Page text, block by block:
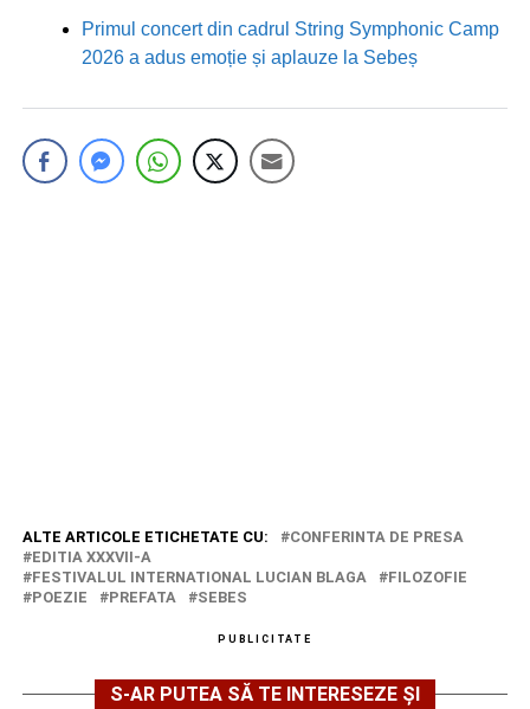
Primul concert din cadrul String Symphonic Camp
2026 a adus emoție și aplauze la Sebeș
ALTE ARTICOLE ETICHETATE CU:
CONFERINTA DE PRESA
EDITIA XXXVII-A
FESTIVALUL INTERNATIONAL LUCIAN BLAGA
FILOZOFIE
POEZIE
PREFATA SEBES
PUBLICITATE
S-AR PUTEA SĂ TE INTERESEZE ȘI